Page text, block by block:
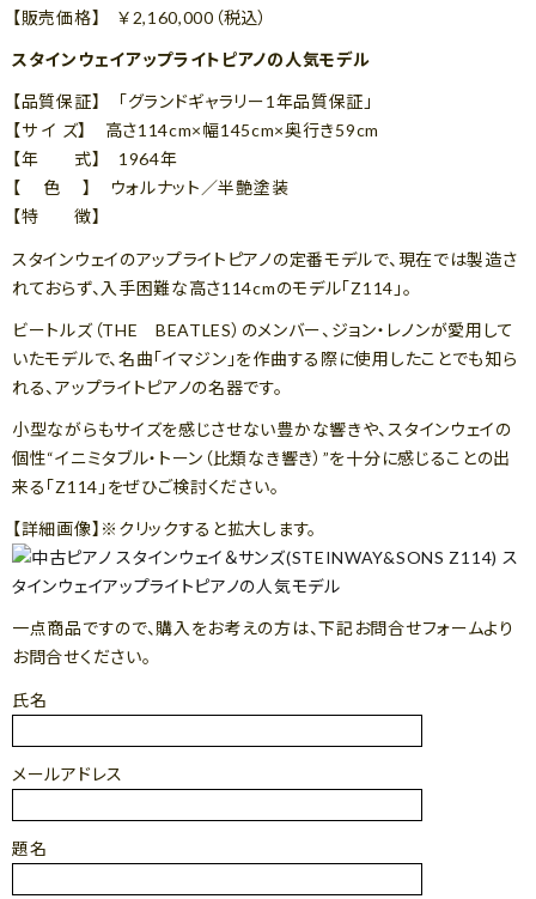
【販売価格】 ￥2,160,000（税込）
スタインウェイアップライトピアノの人気モデル
【品質保証】 「グランドギャラリー1年品質保証」
【サ イ ズ】 高さ114cm×幅145cm×奥行き59cm
【年 式】 1964年
【 色 】 ウォルナット／半艶塗装
【特 徴】
スタインウェイのアップライトピアノの定番モデルで、現在では製造さ
れておらず、入手困難な高さ114cmのモデル「Z114」。
ビートルズ（THE BEATLES）のメンバー、ジョン・レノンが愛用して
いたモデルで、名曲「イマジン」を作曲する際に使用したことでも知ら
れる、アップライトピアノの名器です。
小型ながらもサイズを感じさせない豊かな響きや、スタインウェイの
個性“イニミタブル・トーン（比類なき響き）”を十分に感じることの出
来る「Z114」をぜひご検討ください。
【詳細画像】※クリックすると拡大します。
一点商品ですので、購入をお考えの方は、下記お問合せフォームより
お問合せください。
氏名
メールアドレス
題名